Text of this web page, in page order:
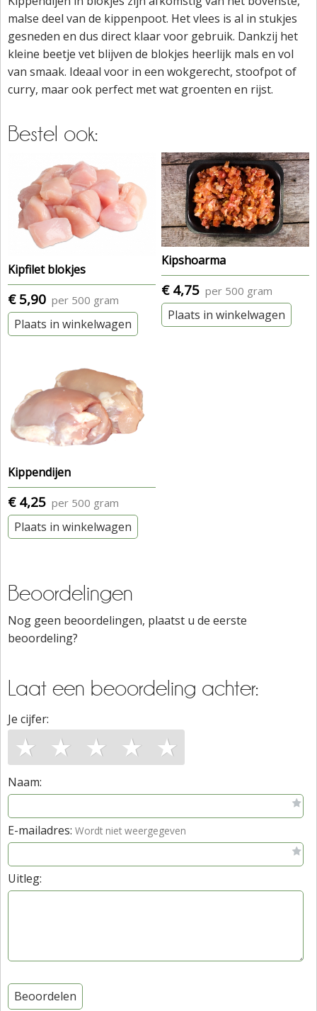
malse deel van de kippenpoot. Het vlees is al in stukjes
gesneden en dus direct klaar voor gebruik. Dankzij het
kleine beetje vet blijven de blokjes heerlijk mals en vol
van smaak. Ideaal voor in een wokgerecht, stoofpot of
curry, maar ook perfect met wat groenten en rijst.
Bestel ook:
Kipfilet blokjes
€ 5,90 per 500 gram
Plaats in winkelwagen
Kipshoarma
€ 4,75 per 500 gram
Plaats in winkelwagen
Kippendijen
€ 4,25 per 500 gram
Plaats in winkelwagen
Beoordelingen
Nog geen beoordelingen, plaatst u de eerste
beoordeling?
Laat een beoordeling achter:
Je cijfer:
★ ★ ★ ★ ★
Naam:
E-mailadres: Wordt niet weergegeven
Uitleg:
Beoordelen